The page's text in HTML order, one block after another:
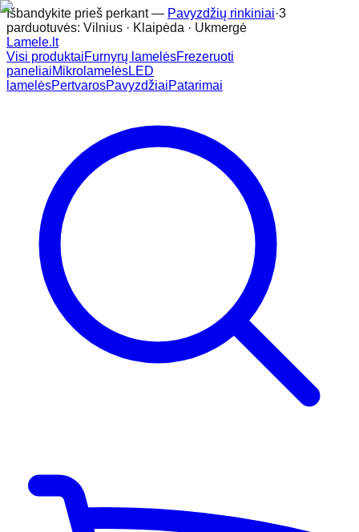
Išbandykite prieš perkant — Pavyzdžių rinkiniai·3
parduotuvės: Vilnius · Klaipėda · Ukmergė
Lamele.lt
Visi produktaiFurnyrų lamelėsFrezeruoti
paneliaiMikrolamelėsLED
lamelėsPertvarosPavyzdžiaiPatarimai